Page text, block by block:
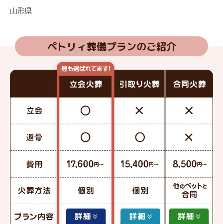
山形県
ペトリィ葬儀プランのご紹介